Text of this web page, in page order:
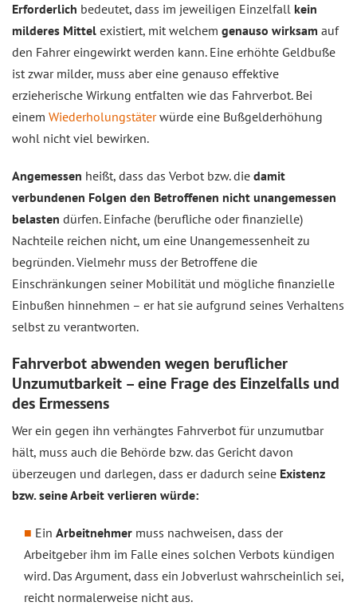
Erforderlich bedeutet, dass im jeweiligen Einzelfall kein
milderes Mittel existiert, mit welchem genauso wirksam auf
den Fahrer eingewirkt werden kann. Eine erhöhte Geldbuße
ist zwar milder, muss aber eine genauso effektive
erzieherische Wirkung entfalten wie das Fahrverbot. Bei
einem Wiederholungstäterwürde eine Bußgelderhöhung
wohl nicht viel bewirken.
Angemessen heißt, dass das Verbot bzw. die damit
verbundenen Folgen den Betroffenen nicht unangemessen
belasten dürfen. Einfache (berufliche oder finanzielle)
Nachteile reichen nicht, um eine Unangemessenheit zu
begründen. Vielmehr muss der Betroffene die
Einschränkungen seiner Mobilität und mögliche finanzielle
Einbußen hinnehmen – er hat sie aufgrund seines Verhaltens
selbst zu verantworten.
Fahrverbot abwenden wegen beruflicher
Unzumutbarkeit – eine Frage des Einzelfalls und
des Ermessens
Wer ein gegen ihn verhängtes Fahrverbot für unzumutbar
hält, muss auch die Behörde bzw. das Gericht davon
überzeugen und darlegen, dass er dadurch seine Existenz
bzw. seine Arbeit verlieren würde:
Ein Arbeitnehmer muss nachweisen, dass der
Arbeitgeber ihm im Falle eines solchen Verbots kündigen
wird. Das Argument, dass ein Jobverlust wahrscheinlich sei,
reicht normalerweise nicht aus.